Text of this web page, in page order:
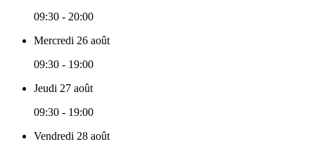
09:30 - 20:00
Mercredi 26 août
09:30 - 19:00
Jeudi 27 août
09:30 - 19:00
Vendredi 28 août